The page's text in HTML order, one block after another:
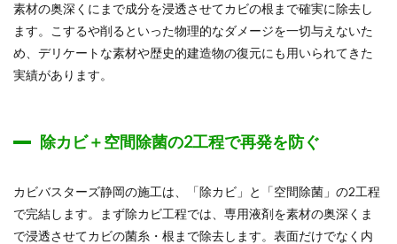
素材の奥深くにまで成分を浸透させてカビの根まで確実に除去し
ます。こするや削るといった物理的なダメージを一切与えないた
め、デリケートな素材や歴史的建造物の復元にも用いられてきた
実績があります。
除カビ＋空間除菌の2工程で再発を防ぐ
カビバスターズ静岡の施工は、「除カビ」と「空間除菌」の2工程
で完結します。まず除カビ工程では、専用液剤を素材の奥深くま
で浸透させてカビの菌糸・根まで除去します。表面だけでなく内